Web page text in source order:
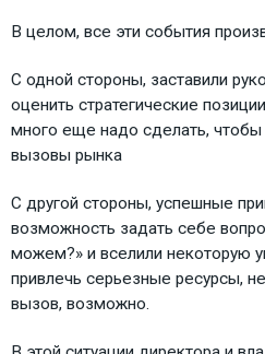
В целом, все эти события
С одной стороны, заставили
оценить стратегические
много еще надо сделать, чтобы
вызовы рынка
С другой стороны, успешные
возможность задать себе
можем?» и вселили некоторую
привлечь серьезные ресурсы,
вызов, возможно.